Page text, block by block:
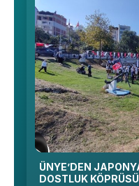
ÜNYE’DEN
DOSTLUK KÖPRÜSÜ